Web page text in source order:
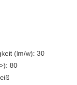
(lm/w): 30
80